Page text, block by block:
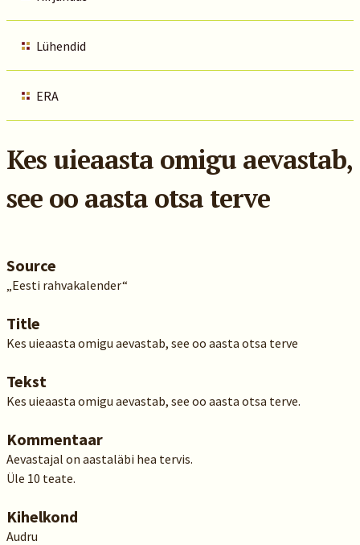
Lühendid
ERA
Kes uieaasta omigu aevastab,
see oo aasta otsa terve
Source
„Eesti rahvakalender“
Title
Kes uieaasta omigu aevastab, see oo aasta otsa terve
Tekst
Kes uieaasta omigu aevastab, see oo aasta otsa terve.
Kommentaar
Aevastajal on aastaläbi hea tervis.
Üle 10 teate.
Kihelkond
Audru